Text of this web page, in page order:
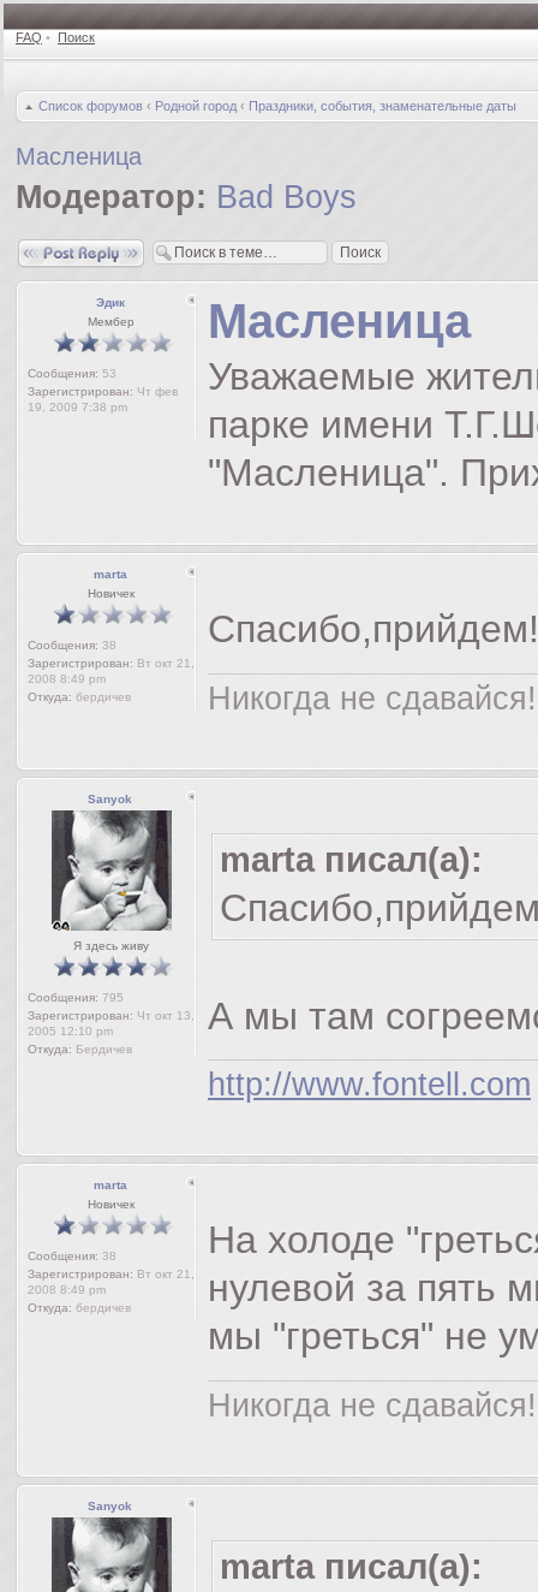
FAQ • Поиск
Список форумов ‹ Родной город ‹ Праздники, события, знаменательные даты
Масленица
Модератор: Bad Boys
Ответить
Эдик
Мембер
Сообщения: 53
Зарегистрирован: Чт фев
19, 2009 7:38 pm
Масленица
Уважаемые
парке имени
"Масленица".
marta
Новичек
Сообщения: 38
Зарегистрирован: Вт окт 21,
2008 8:49 pm
Откуда: бердичев Никогда не
Sanyok
Я здесь живу
Сообщения: 795
Зарегистрирован: Чт окт 13,
2005 12:10 pm
Откуда: Бердичев
marta писал(а):
А мы там
http://www.fontell.com
marta
Новичек
Сообщения: 38
Зарегистрирован: Вт окт 21,
2008 8:49 pm
Откуда: бердичев
На холоде
нулевой за пять
мы "греться" не
Никогда не
Sanyok
marta писал(а):